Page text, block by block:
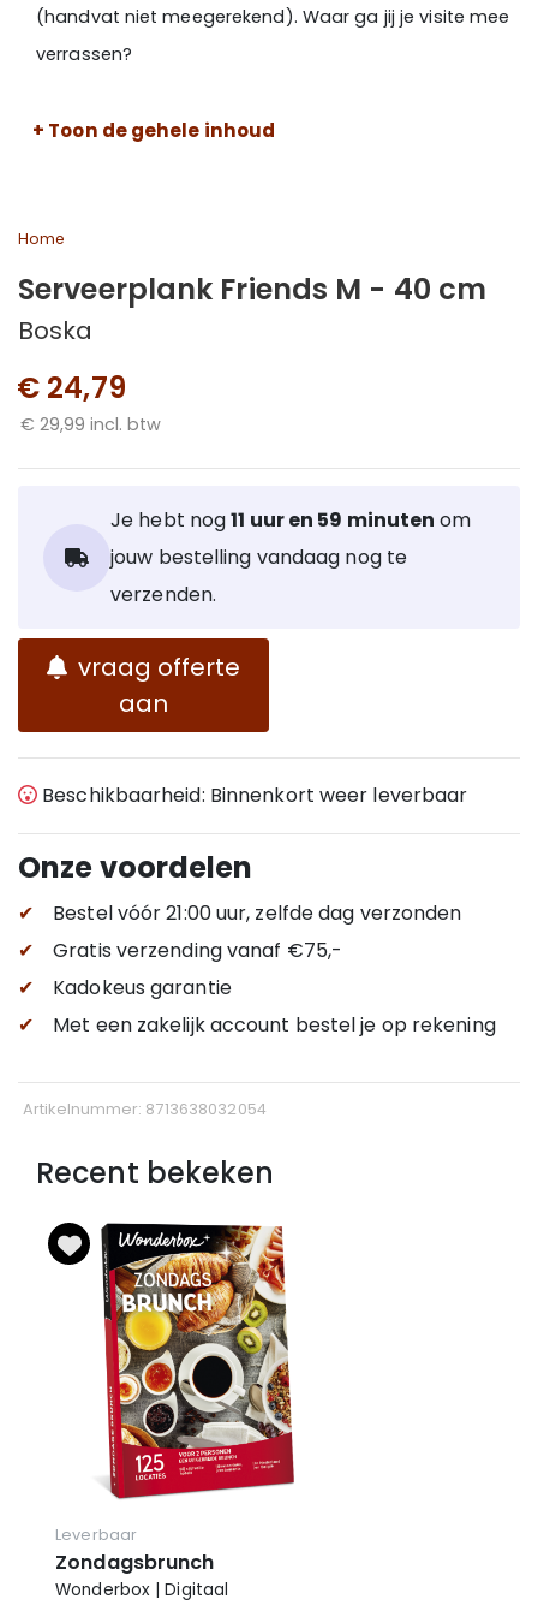
(handvat niet meegerekend). Waar ga jij je visite mee
verrassen?
+ Toon de gehele inhoud
Home
Serveerplank Friends M - 40 cm
Boska
€ 24,79
€ 29,99 incl. btw
Je hebt nog11 uur en 59 minuten om
jouw bestelling vandaag nog te
verzenden.
vraag offerte
aan
Beschikbaarheid: Binnenkort weer leverbaar
Onze voordelen
✔
Bestel vóór 21:00 uur, zelfde dag verzonden
✔
Gratis verzendingvanaf €75,-
✔
Kadokeus garantie
✔
Met een zakelijk account bestel je op rekening
Artikelnummer: 8713638032054
Recent bekeken
Leverbaar
Zondagsbrunch
Wonderbox | Digitaal